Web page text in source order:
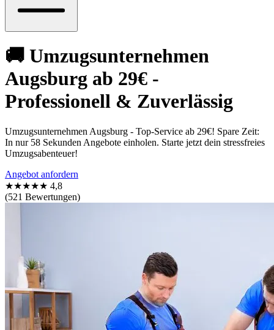
🚚 Umzugsunternehmen
Augsburg ab 29€ -
Professionell & Zuverlässig
Umzugsunternehmen Augsburg - Top-Service ab 29€! Spare Zeit:
In nur 58 Sekunden Angebote einholen. Starte jetzt dein stressfreies
Umzugsabenteuer!
Angebot anfordern
★★★★★ 4,8
(521 Bewertungen)